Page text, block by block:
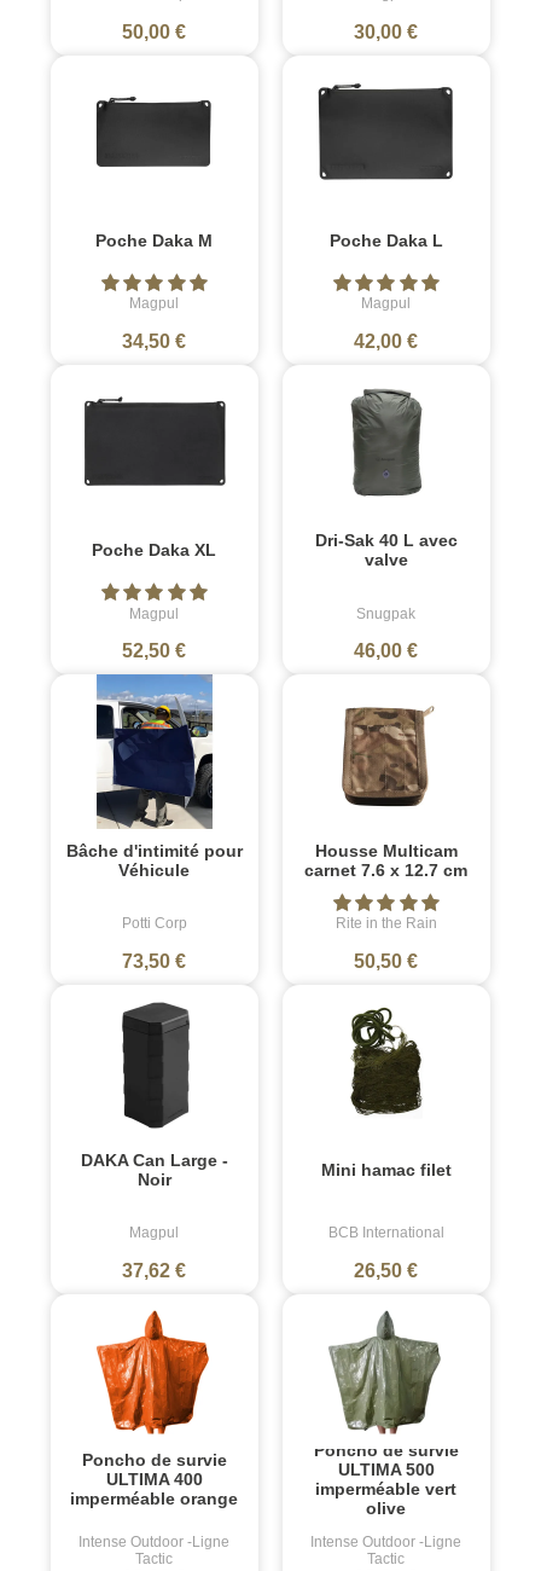
50,00 € 30,00 €
Poche Daka M
Magpul
34,50 €
Poche Daka L
Magpul
42,00 €
Poche Daka XL
Magpul
52,50 €
Dri-Sak 40 L avec
valve
Snugpak
46,00 €
Bâche d'intimité pour
Véhicule
Potti Corp
73,50 €
Housse Multicam
carnet 7.6 x 12.7 cm
Rite in the Rain
50,50 €
DAKA Can Large -
Noir
Magpul
37,62 €
Mini hamac filet
BCB International
26,50 €
Poncho de survie
ULTIMA 400
imperméable orange
Intense Outdoor -Ligne
Tactic
Poncho de survie
ULTIMA 500
imperméable vert
olive
Intense Outdoor -Ligne
Tactic